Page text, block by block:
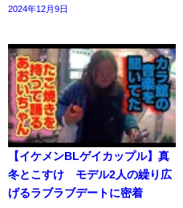
2024年12月9日
【イケメンBLゲイカップル】真
冬とこすけ モデル2人の繰り広
げるラブラブデートに密着